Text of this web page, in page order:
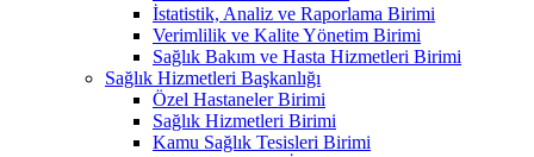
İstatistik, Analiz ve Raporlama Birimi
Verimlilik ve Kalite Yönetim Birimi
Sağlık Bakım ve Hasta Hizmetleri Birimi
Sağlık Hizmetleri Başkanlığı
Özel Hastaneler Birimi
Sağlık Hizmetleri Birimi
Kamu Sağlık Tesisleri Birimi